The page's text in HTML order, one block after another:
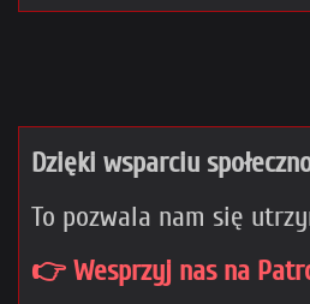
Dzięki wsparciu
To pozwala nam się
👉 Wesprzyj nas na